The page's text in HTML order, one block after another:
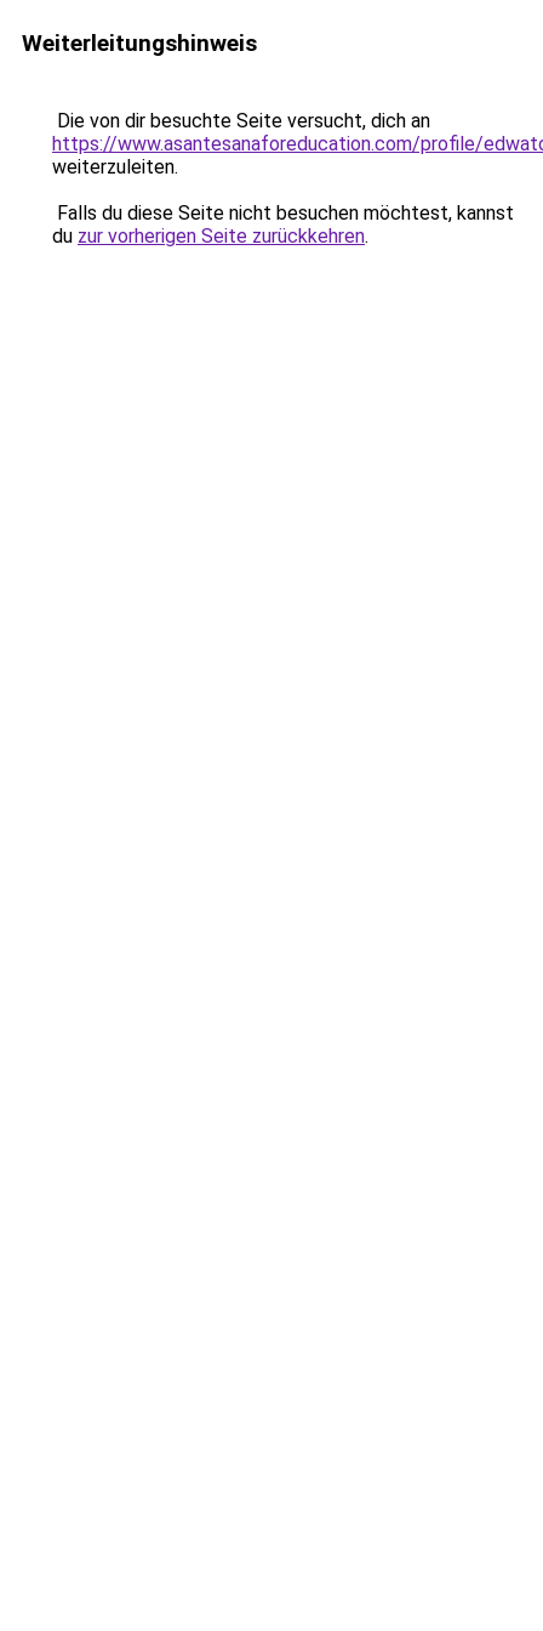
Weiterleitungshinweis
Die von dir besuchte Seite versucht, dich an
https://www.asantesanaforeducation.com/profile/
weiterzuleiten.
Falls du diese Seite nicht besuchen möchtest, kannst
du zur vorherigen Seite zurückkehren.